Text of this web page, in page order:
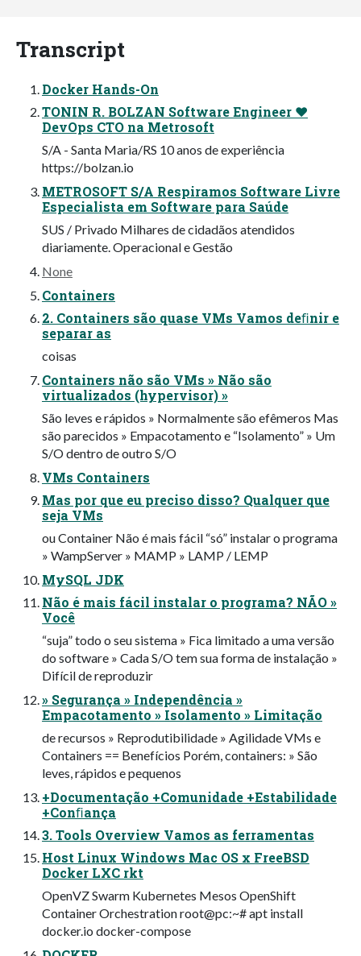
Transcript
Docker Hands-On
TONIN R. BOLZAN Software Engineer ❤
DevOps CTO na Metrosoft
S/A - Santa Maria/RS 10 anos de experiência
https://bolzan.io
METROSOFT S/A Respiramos Software Livre
Especialista em Software para Saúde
SUS / Privado Milhares de cidadãos atendidos
diariamente. Operacional e Gestão
None
Containers
2. Containers são quase VMs Vamos deﬁnir e
separar as
coisas
Containers não são VMs » Não são
virtualizados (hypervisor) »
São leves e rápidos » Normalmente são efêmeros Mas
são parecidos » Empacotamento e “Isolamento” » Um
S/O dentro de outro S/O
VMs Containers
Mas por que eu preciso disso? Qualquer que
seja VMs
ou Container Não é mais fácil “só” instalar o programa
» WampServer » MAMP » LAMP / LEMP
MySQL JDK
Não é mais fácil instalar o programa? NÃO »
Você
“suja” todo o seu sistema » Fica limitado a uma versão
do software » Cada S/O tem sua forma de instalação »
Difícil de reproduzir
» Segurança » Independência »
Empacotamento » Isolamento » Limitação
de recursos » Reprodutibilidade » Agilidade VMs e
Containers == Benefícios Porém, containers: » São
leves, rápidos e pequenos
+Documentação +Comunidade +Estabilidade
+Conﬁança
3. Tools Overview Vamos as ferramentas
Host Linux Windows Mac OS x FreeBSD
Docker LXC rkt
OpenVZ Swarm Kubernetes Mesos OpenShift
Container Orchestration root@pc:~# apt install
docker.io docker-compose